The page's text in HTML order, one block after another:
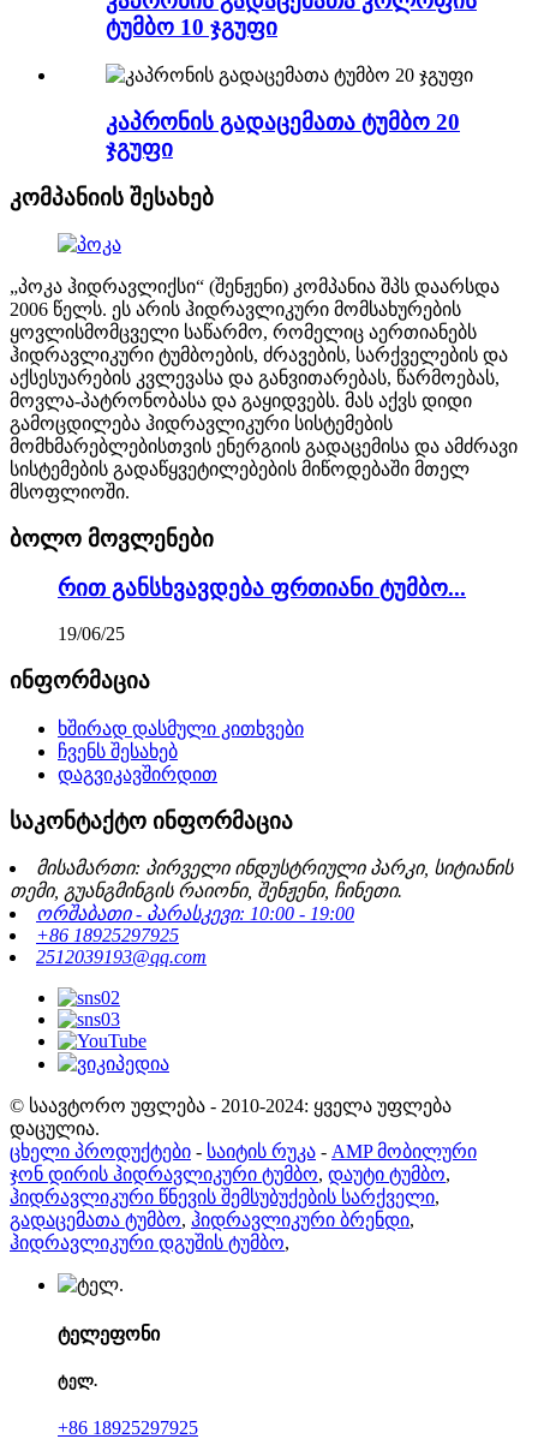
ტუმბო 10 ჯგუფი
კაპრონის გადაცემათა ტუმბო 20
ჯგუფი
კომპანიის შესახებ
„პოკა ჰიდრავლიქსი“ (შენჟენი) კომპანია შპს დაარსდა
2006 წელს. ეს არის ჰიდრავლიკური მომსახურების
ყოვლისმომცველი საწარმო, რომელიც აერთიანებს
ჰიდრავლიკური ტუმბოების, ძრავების, სარქველების და
აქსესუარების კვლევასა და განვითარებას, წარმოებას,
მოვლა-პატრონობასა და გაყიდვებს. მას აქვს დიდი
გამოცდილება ჰიდრავლიკური სისტემების
მომხმარებლებისთვის ენერგიის გადაცემისა და ამძრავი
სისტემების გადაწყვეტილებების მიწოდებაში მთელ
მსოფლიოში.
ბოლო მოვლენები
რით განსხვავდება ფრთიანი ტუმბო...
19/06/25
ინფორმაცია
ხშირად დასმული კითხვები
ჩვენს შესახებ
დაგვიკავშირდით
საკონტაქტო ინფორმაცია
მისამართი: პირველი ინდუსტრიული პარკი, სიტიანის
თემი, გუანგმინგის რაიონი, შენჟენი, ჩინეთი.
ორშაბათი - პარასკევი: 10:00 - 19:00
+86 18925297925
2512039193@qq.com
© საავტორო უფლება - 2010-2024: ყველა უფლება
დაცულია.
ცხელი პროდუქტები - საიტის რუკა - AMP მობილური
ჯონ დირის ჰიდრავლიკური ტუმბო, დაუტი ტუმბო,
ჰიდრავლიკური წნევის შემსუბუქების სარქველი,
გადაცემათა ტუმბო, ჰიდრავლიკური ბრენდი,
ჰიდრავლიკური დგუშის ტუმბო,
ტელეფონი
ტელ.
+86 18925297925